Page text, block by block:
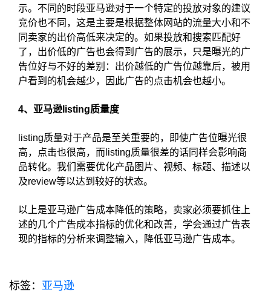
示。不同的时段亚马逊对于一个特定的投放对象的建议
竞价也不同，这是主要是根据整体网站的流量大小和不
同卖家的出价高低来决定的。如果投放和搜索匹配好
了，出价低的广告也会得到广告的展示，只是曝光的广
告位好与不好的差别：出价越低的广告位越靠后，被用
户看到的机会越少，因此广告的点击机会也越小。
4、亚马逊listing质量度
listing质量对于产品是至关重要的，即使广告位曝光很
高，点击也很高，而listing质量很差的话同样会影响商
品转化。我们需要优化产品图片、视频、标题、描述以
及review等以达到较好的状态。
以上是亚马逊广告成本降低的策略，卖家必须要抓住上
述的几个广告成本指标的优化和改善，学会通过广告表
现的指标的分析来调整输入，降低亚马逊广告成本。
标签： 亚马逊